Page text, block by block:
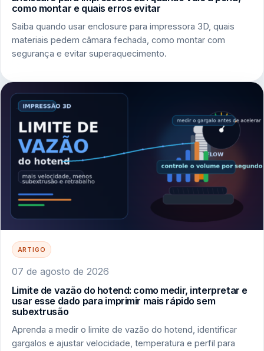
como montar e quais erros evitar
Saiba quando usar enclosure para impressora 3D, quais
materiais pedem câmara fechada, como montar com
segurança e evitar superaquecimento.
ARTIGO
07 de agosto de 2026
Limite de vazão do hotend: como medir, interpretar e
usar esse dado para imprimir mais rápido sem
subextrusão
Aprenda a medir o limite de vazão do hotend, identificar
gargalos e ajustar velocidade, temperatura e perfil para